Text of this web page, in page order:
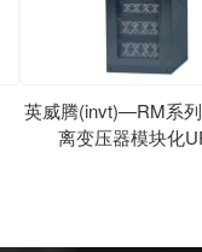
英威腾(invt)—RM系
离变压器模块化